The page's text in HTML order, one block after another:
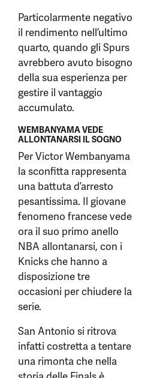
Particolarmente negativo
il rendimento nell’ultimo
quarto, quando gli Spurs
avrebbero avuto bisogno
della sua esperienza per
gestire il vantaggio
accumulato.
WEMBANYAMA VEDE
ALLONTANARSI IL SOGNO
Per Victor Wembanyama
la sconfitta rappresenta
una battuta d’arresto
pesantissima. Il giovane
fenomeno francese vede
ora il suo primo anello
NBA allontanarsi, con i
Knicks che hanno a
disposizione tre
occasioni per chiudere la
serie.
San Antonio si ritrova
infatti costretta a tentare
una rimonta che nella